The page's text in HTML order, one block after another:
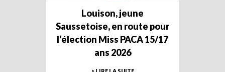
Louison, jeune
Saussetoise, en route pour
l’élection Miss PACA 15/17
ans 2026